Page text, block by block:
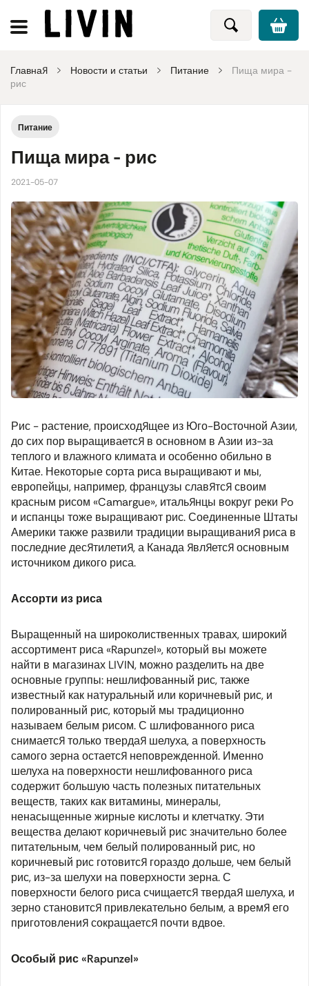
Главная Новости и статьи Питание
Пища мира -
рис
Питание
Пища мира - рис
2021-05-07
Рис - растение, происходящее из Юго-Восточной Азии,
до сих пор выращивается в основном в Азии из-за
теплого и влажного климата и особенно обильно в
Китае. Некоторые сорта риса выращивают и мы,
европейцы, например, французы славятся своим
красным рисом «Camargue», итальянцы вокруг реки Po
и испанцы тоже выращивают рис. Соединенные Штаты
Америки также развили традиции выращивания риса в
последние десятилетия, а Канада является основным
источником дикого риса.
Ассорти из риса
Выращенный на широколиственных травах, широкий
ассортимент риса «Rapunzel», который вы можете
найти в магазинах LIVIN, можно разделить на две
основные группы: нешлифованный рис, также
известный как натуральный или коричневый рис, и
полированный рис, который мы традиционно
называем белым рисом. С шлифованного риса
снимается только твердая шелуха, а поверхность
самого зерна остается неповрежденной. Именно
шелуха на поверхности нешлифованного риса
содержит большую часть полезных питательных
веществ, таких как витамины, минералы,
ненасыщенные жирные кислоты и клетчатку. Эти
вещества делают коричневый рис значительно более
питательным, чем белый полированный рис, но
коричневый рис готовится гораздо дольше, чем белый
рис, из-за шелухи на поверхности зерна. С
поверхности белого риса счищается твердая шелуха, и
зерно становится привлекательно белым, а время его
приготовления сокращается почти вдвое.
Особый рис «Rapunzel»